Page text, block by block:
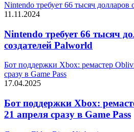
Nintendo требует 66 тысяч долларов
11.11.2024
Nintendo требует 66 тысяч
создателей Palworld
Бот поддержки Xbox: ремастер
сразу в Game Pass
17.04.2025
Бот поддержки Xbox:
21 апреля сразу в Game Pass